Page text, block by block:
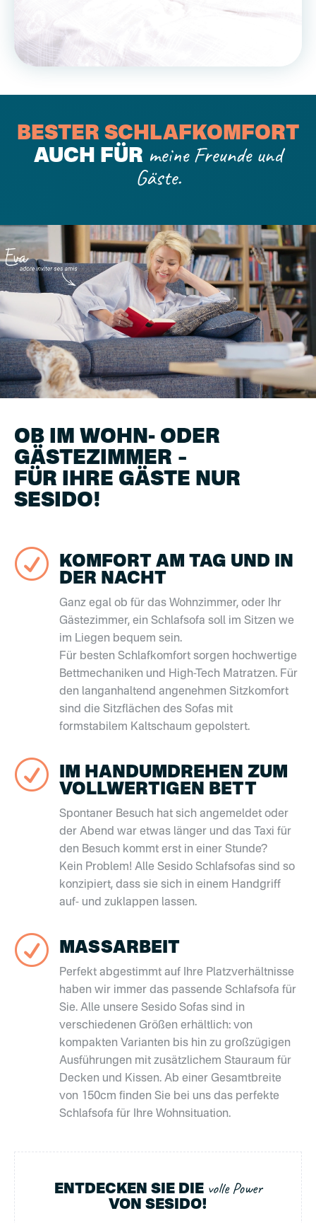
BESTER SCHLAFKOMFORT
AUCH FÜR meine Freunde und
Gäste.
Video-
Player
OB IM WOHN- ODER
GÄSTEZIMMER –
FÜR IHRE GÄSTE NUR
SESIDO!
R
KOMFORT AM TAG UND IN
DER NACHT
Ganz egal ob für das Wohnzimmer, oder Ihr
Gästezimmer, ein Schlafsofa soll im Sitzen we
im Liegen bequem sein.
Für besten Schlafkomfort sorgen hochwertige
Bettmechaniken und High-Tech Matratzen. Für
den langanhaltend angenehmen Sitzkomfort
sind die Sitzflächen des Sofas mit
formstabilem Kaltschaum gepolstert.
R
IM HANDUMDREHEN ZUM
VOLLWERTIGEN BETT
Spontaner Besuch hat sich angemeldet oder
der Abend war etwas länger und das Taxi für
den Besuch kommt erst in einer Stunde?
Kein Problem! Alle Sesido Schlafsofas sind so
konzipiert, dass sie sich in einem Handgriff
auf- und zuklappen lassen.
R MASSARBEIT
Perfekt abgestimmt auf Ihre Platzverhältnisse
haben wir immer das passende Schlafsofa für
Sie. Alle unsere Sesido Sofas sind in
verschiedenen Größen erhältlich: von
kompakten Varianten bis hin zu großzügigen
Ausführungen mit zusätzlichem Stauraum für
Decken und Kissen. Ab einer Gesamtbreite
von 150cm finden Sie bei uns das perfekte
Schlafsofa für Ihre Wohnsituation.
ENTDECKEN SIE DIE volle Power
VON SESIDO!